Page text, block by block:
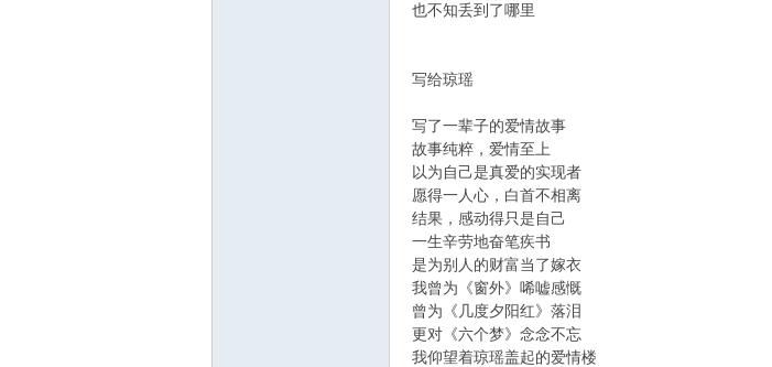
也不知丢到了哪里
写给琼瑶
写了一辈子的爱情故事
故事纯粹，爱情至上
以为自己是真爱的实现者
愿得一人心，白首不相离
结果，感动得只是自己
一生辛劳地奋笔疾书
是为别人的财富当了嫁衣
我曾为《窗外》唏嘘感慨
曾为《几度夕阳红》落泪
更对《六个梦》念念不忘
我仰望着琼瑶盖起的爱情楼